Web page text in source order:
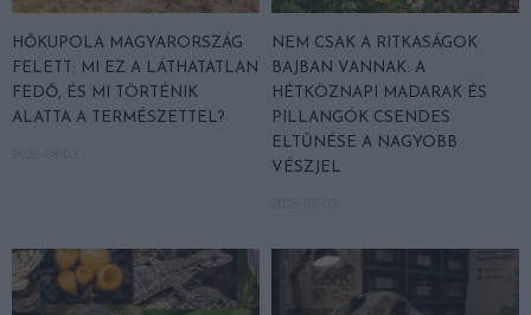
HŐKUPOLA MAGYARORSZÁG
FELETT: MI EZ A LÁTHATATLAN
FEDŐ, ÉS MI TÖRTÉNIK
ALATTA A TERMÉSZETTEL?
NEM CSAK A RITKASÁGOK
BAJBAN VANNAK: A
HÉTKÖZNAPI MADARAK ÉS
PILLANGÓK CSENDES
ELTŰNÉSE A NAGYOBB
VÉSZJEL